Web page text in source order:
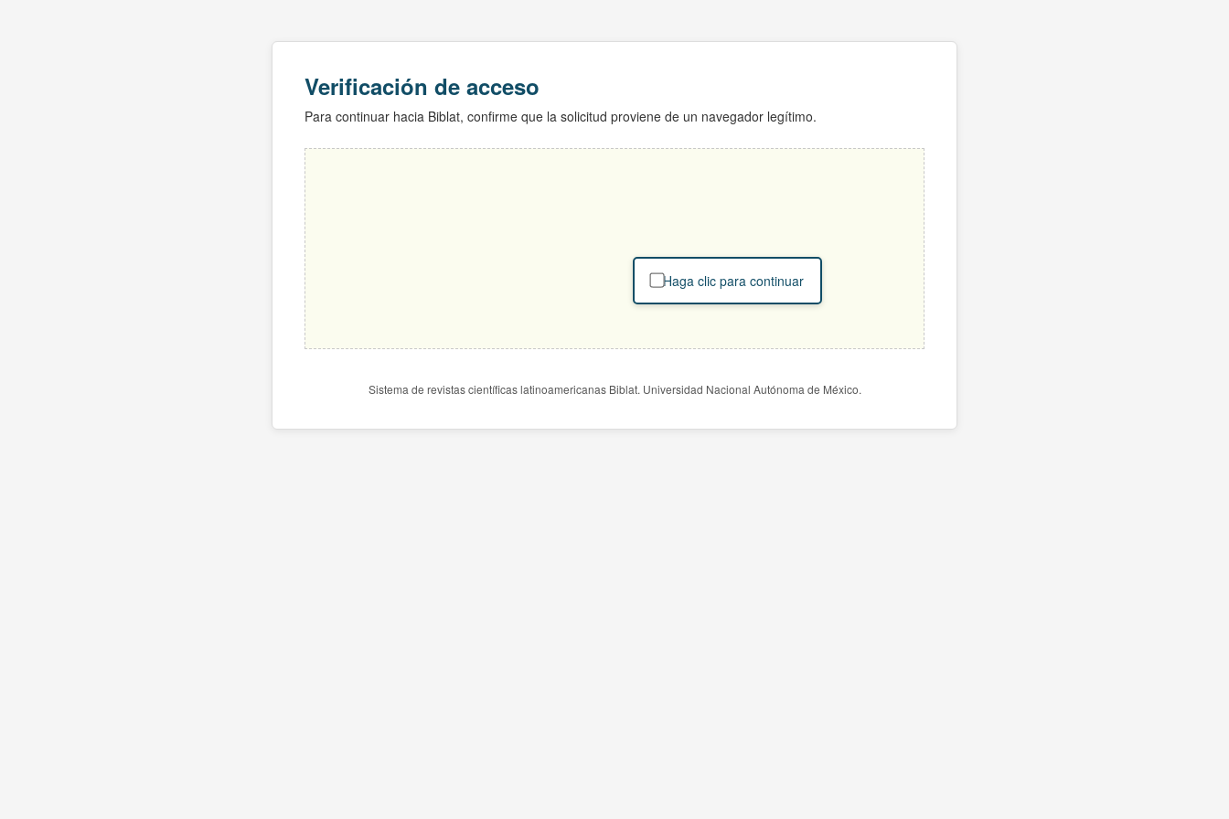
Verificación de acceso
Para continuar hacia Biblat, confirme que la solicitud proviene de un navegador legítimo.
Haga clic para continuar
Sistema de revistas científicas latinoamericanas Biblat. Universidad Nacional Autónoma de México.